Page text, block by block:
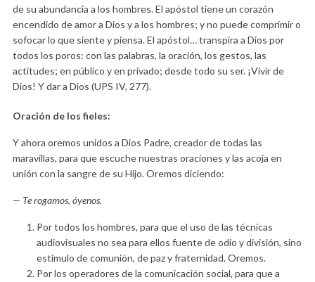
de su abundancia a los hombres. El apóstol tiene un corazón
encendido de amor a Dios y a los hombres; y no puede comprimir o
sofocar lo que siente y piensa. El apóstol… transpira a Dios por
todos los poros: con las palabras, la oración, los gestos, las
actitudes; en público y en privado; desde todo su ser. ¡Vivir de
Dios! Y dar a Dios (UPS IV, 277).
Oración de los fieles:
Y ahora oremos unidos a Dios Padre, creador de todas las
maravillas, para que escuche nuestras oraciones y las acoja en
unión con la sangre de su Hijo. Oremos diciendo:
— Te rogamos, óyenos.
Por todos los hombres, para que el uso de las técnicas
audiovisuales no sea para ellos fuente de odio y división, sino
estímulo de comunión, de paz y fraternidad. Oremos.
Por los operadores de la comunicación social, para que a